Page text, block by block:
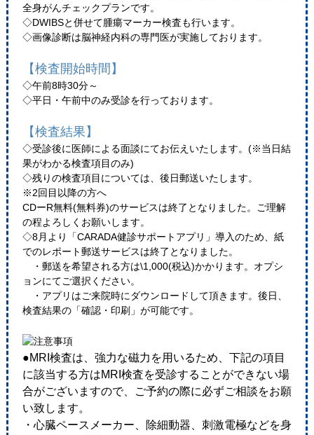
全身がんチェックプランです。
◇DWIBSと併せて腫瘍マーカー検査も行います。
◇画像診断は脳神経内科の専門医が実施しております。
【検査開始時間】
◇午前8時30分～
◇平日・午前中のみ受診を行っております。
【検査結果】
◇受診後に医師による面談にてお伝えいたします。(※当日結
果がわかる検査項目のみ)
◇残りの検査項目については、後日郵送いたします。
※2回目以降の方へ
CDーR無料(無料券)のサービスは終了となりました。ご理解
の程よろしくお願いします。
◇8月より「CARADA健診サポートアプリ」導入のため、紙
でのレポート郵送サービスは終了となりました。
・郵送を希望される方は\1,000(税込)かかります。オプシ
ョンにてご選択ください。
・アプリはご来院時にダウンロードして頂きます。後日、
検査結果の「確認・印刷」が可能です。
●MRI検査は、強力な磁力を用いるため、下記の項目
に該当する方はMRI検査を受診することができない場
合がございますので、ご予約の際に必ずご相談をお願
い致します。
・心臓ペースメーカー、除細動器、刺激電極などを身